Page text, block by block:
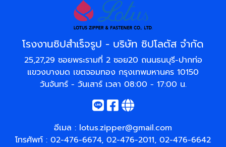
โรงงานซิปสำเร็จรูป - บริษัท ซิปโลตัส จำกัด
25,27,29 ซอยพระรามที่ 2 ซอย20 ถนนธนบุรี-ปากท่อ
แขวงบางมด เขตจอมทอง กรุงเทพมหานคร 10150
วันจันทร์ - วันเสาร์ เวลา 08:00 - 17:00 น.
อีเมล : lotus.zipper@gmail.com
โทรศัพท์ : 02-476-6674, 02-476-2011, 02-476-6642